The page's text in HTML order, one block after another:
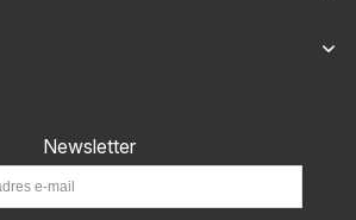
Newsletter